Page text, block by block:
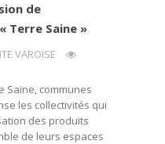
de
Terre Saine »
VAROISE
Saine, communes
les collectivités qui
des produits
de leurs espaces